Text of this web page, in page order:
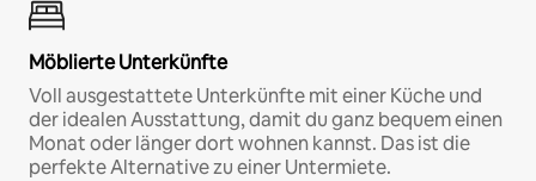
Möblierte Unterkünfte
Voll ausgestattete Unterkünfte mit einer Küche und
der idealen Ausstattung, damit du ganz bequem einen
Monat oder länger dort wohnen kannst. Das ist die
perfekte Alternative zu einer Untermiete.